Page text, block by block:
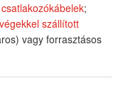
;
szállított
vagy forrasztásos